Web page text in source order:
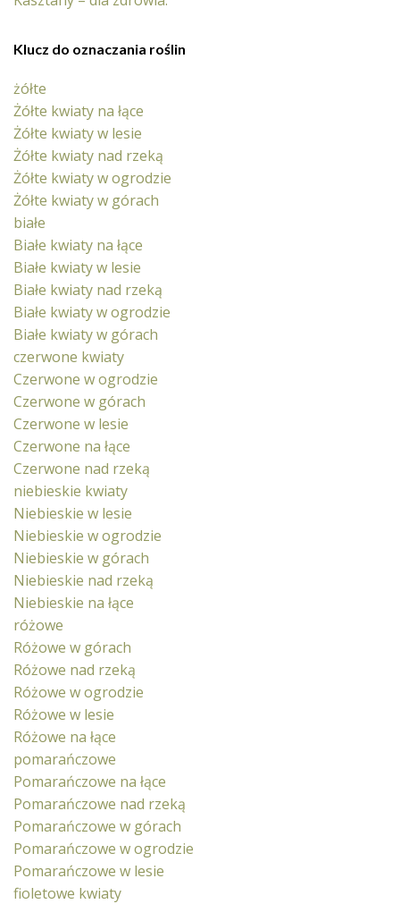
Klucz do oznaczania roślin
żółte
Żółte kwiaty na łące
Żółte kwiaty w lesie
Żółte kwiaty nad rzeką
Żółte kwiaty w ogrodzie
Żółte kwiaty w górach
białe
Białe kwiaty na łące
Białe kwiaty w lesie
Białe kwiaty nad rzeką
Białe kwiaty w ogrodzie
Białe kwiaty w górach
czerwone kwiaty
Czerwone w ogrodzie
Czerwone w górach
Czerwone w lesie
Czerwone na łące
Czerwone nad rzeką
niebieskie kwiaty
Niebieskie w lesie
Niebieskie w ogrodzie
Niebieskie w górach
Niebieskie nad rzeką
Niebieskie na łące
różowe
Różowe w górach
Różowe nad rzeką
Różowe w ogrodzie
Różowe w lesie
Różowe na łące
pomarańczowe
Pomarańczowe na łące
Pomarańczowe nad rzeką
Pomarańczowe w górach
Pomarańczowe w ogrodzie
Pomarańczowe w lesie
fioletowe kwiaty